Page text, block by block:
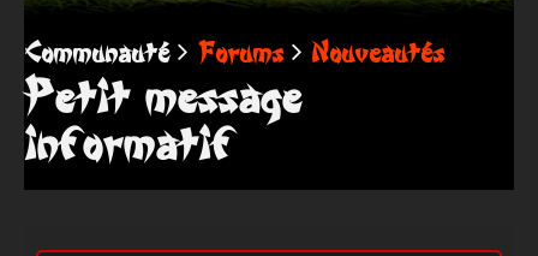
Communauté Forums Nouveautés
Petit message
informatif